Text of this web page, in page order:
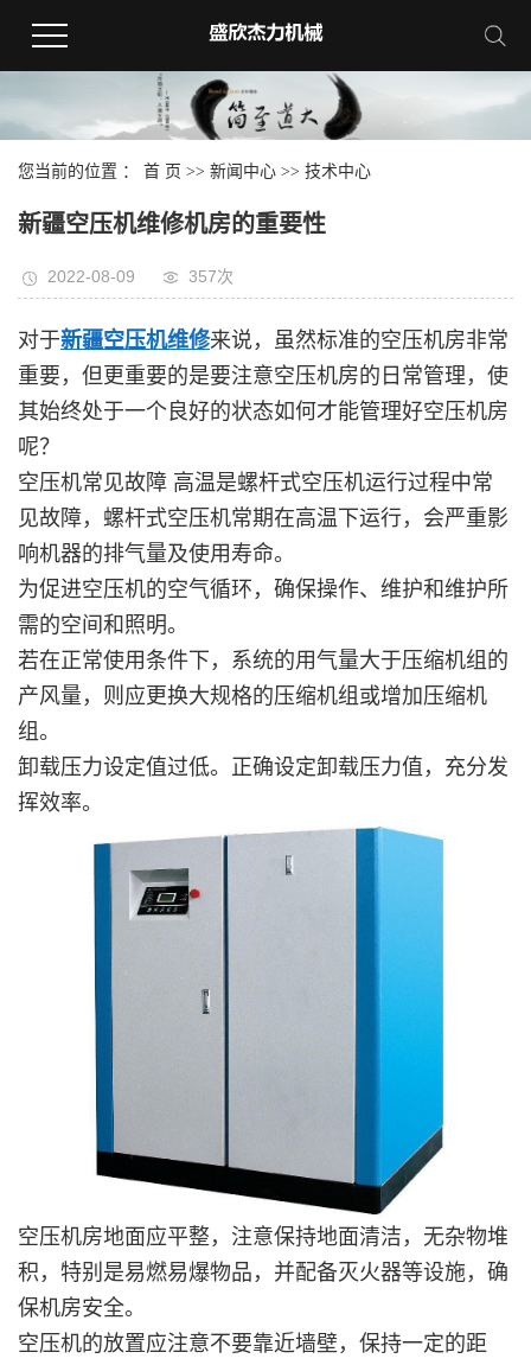
您当前的位置 ： 首 页 >> 新闻中心 >> 技术中心
新疆空压机维修机房的重要性
2022-08-09 357次
对于新疆空压机维修来说，虽然标准的空压机房非常
重要，但更重要的是要注意空压机房的日常管理，使
其始终处于一个良好的状态如何才能管理好空压机房
呢？
空压机常见故障 高温是螺杆式空压机运行过程中常
见故障，螺杆式空压机常期在高温下运行，会严重影
响机器的排气量及使用寿命。
为促进空压机的空气循环，确保操作、维护和维护所
需的空间和照明。
若在正常使用条件下，系统的用气量大于压缩机组的
产风量，则应更换大规格的压缩机组或增加压缩机
组。
卸载压力设定值过低。正确设定卸载压力值，充分发
挥效率。
空压机房地面应平整，注意保持地面清洁，无杂物堆
积，特别是易燃易爆物品，并配备灭火器等设施，确
保机房安全。
空压机的放置应注意不要靠近墙壁，保持一定的距